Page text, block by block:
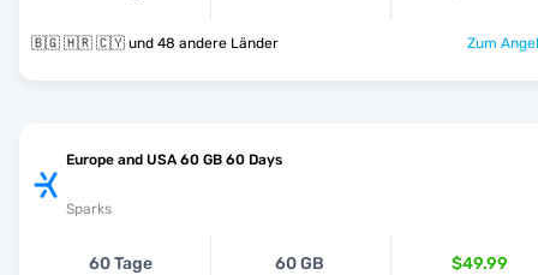
🇧🇬 🇭🇷 🇨🇾 und 48 andere Länder Zum
Europe and USA 60 GB 60 Days
Sparks
60 Tage 60 GB $49.99